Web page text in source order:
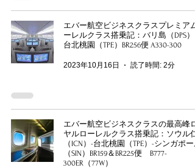
エバー航空ビジネスクラスプレミア
ーレルクラス搭乗記：バリ島（DPS
台北桃園（TPE）BR256便 A330-300
2023年10月16日 読了時間: 2分
エバー航空ビジネスクラスの最高峰
ヤルローレルクラス搭乗記：ソウル
（ICN）-台北桃園（TPE）-シンガポー
（SIN）BR159＆BR225便 B777-
300ER（77W）